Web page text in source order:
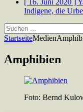
[ 16. Juni 2020 ]
Indigene, die
Suchen
nach:
StartseiteMedien
Amphibien
Foto: Bernd